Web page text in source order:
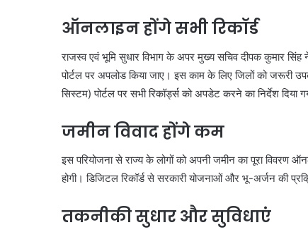
ऑनलाइन होंगे सभी रिकॉर्ड
राजस्व एवं भूमि सुधार विभाग के अपर मुख्य सचिव दीपक कुमार
पोर्टल पर अपलोड किया जाए। इस काम के लिए जिलों को जरूरी
सिस्टम) पोर्टल पर सभी रिकॉर्ड्स को अपडेट करने का निर्देश दिया
जमीन विवाद होंगे कम
इस परियोजना से राज्य के लोगों को अपनी जमीन का पूरा विवरण
होगी। डिजिटल रिकॉर्ड से सरकारी योजनाओं और भू-अर्जन की
तकनीकी सुधार और सुविधाएं